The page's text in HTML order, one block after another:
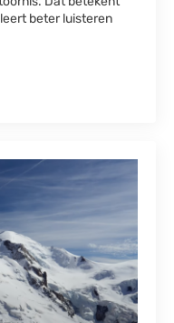
beter luisteren